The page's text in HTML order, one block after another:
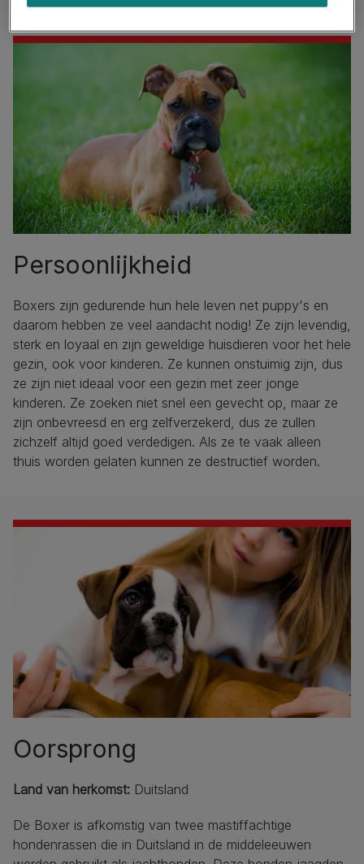
Persoonlijkheid
Boxers zijn gedurende hun hele leven net puppy's en
daarom hebben ze veel aandacht nodig! Ze zijn levendig,
sterk en loyaal en zijn geweldige huisdieren voor het hele
gezin, ook voor kinderen. Ze kunnen onstuimig zijn, dus
ze zijn niet ideaal voor een gezin met zeer jonge
kinderen. Ze zoeken niet snel een gevecht op, maar ze
zijn onbevreesd en erg zelfverzekerd, dus ze zullen
zichzelf altijd goed verdedigen. Als ze te vaak alleen
thuis worden gelaten kunnen ze destructief worden.
Oorsprong
Land van herkomst: Duitsland
De Boxer is afkomstig van twee mastiffachtige
hondenrassen die in Duitsland in de middeleeuwen